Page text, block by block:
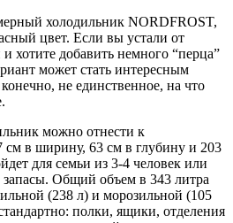
холодильник NORDFROST,
цвет. Если вы устали от
хотите добавить немного “перца”
может стать интересным
не единственное, на что
можно отнести к
см в ширину, 63 см в глубину и 203
для семьи из 3-4 человек или
запасы. Общий объем в 343 литра
(238 л) и морозильной (105
полки, ящики, отделения